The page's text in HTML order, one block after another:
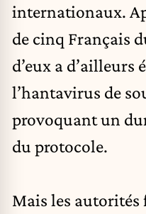
internationaux.
de cinq Français
d’eux a d’ailleurs
l’hantavirus de
provoquant un
du protocole.
Mais les autorités